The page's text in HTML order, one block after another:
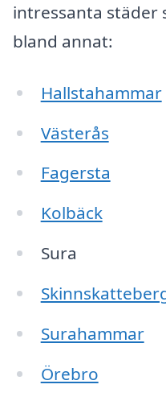
intressanta städer
bland annat:
Hallstahammar
Västerås
Fagersta
Kolbäck
Sura
Surahammar
Örebro